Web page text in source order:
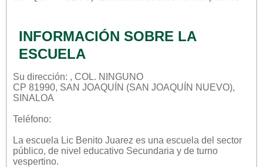
INFORMACIÓN SOBRE LA
ESCUELA
Su dirección: , COL. NINGUNO
CP 81990, SAN JOAQUÍN (SAN JOAQUÍN NUEVO),
SINALOA
Teléfono:
La escuela Lic Benito Juarez es una escuela del sector
público, de nivel educativo Secundaria y de turno
vespertino.